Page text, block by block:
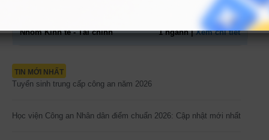
Nhóm Kinh tế - Tài chính 1 ngành |Xem chi tiết
TIN MỚI NHẤT
Tuyển sinh trung cấp công an năm 2026
Học viện Công an Nhân dân điểm chuẩn 2026: Cập nhật mới nhất